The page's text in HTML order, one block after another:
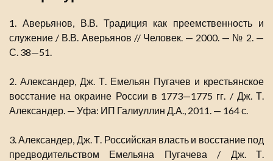
1. Аверьянов, В.В. Традиция как преемственность и
служение / В.В. Аверьянов // Человек. — 2000. — № 2. —
С. 38—51.
2. Александер, Дж. Т. Емельян Пугачев и крестьянское
восстание на окраине России в 1773—1775 гг. / Дж. Т.
Александер. — Уфа: ИП Галиуллин Д.А., 2011. — 164 с.
3. Александер, Дж. Т. Российская власть и восстание под
предводительством Емельяна Пугачева / Дж. Т.